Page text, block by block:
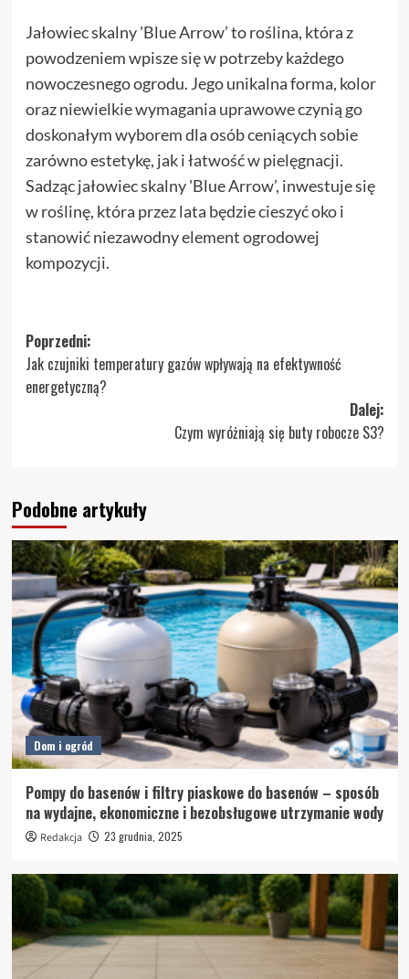
Jałowiec skalny 'Blue Arrow’ to roślina, która z
powodzeniem wpisze się w potrzeby każdego
nowoczesnego ogrodu. Jego unikalna forma, kolor
oraz niewielkie wymagania uprawowe czynią go
doskonałym wyborem dla osób ceniących sobie
zarówno estetykę, jak i łatwość w pielęgnacji.
Sadząc jałowiec skalny 'Blue Arrow’, inwestuje się
w roślinę, która przez lata będzie cieszyć oko i
stanowić niezawodny element ogrodowej
kompozycji.
Zobacz
wpisy
Poprzedni:
Jak czujniki temperatury gazów wpływają na efektywność
energetyczną?
Dalej:
Czym wyróżniają się buty robocze S3?
Podobne artykuły
Dom i ogród
Pompy do basenów i filtry piaskowe do basenów – sposób
na wydajne, ekonomiczne i bezobsługowe utrzymanie wody
Redakcja 23 grudnia, 2025